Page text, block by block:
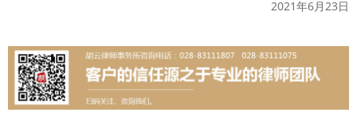
2021年6月23日